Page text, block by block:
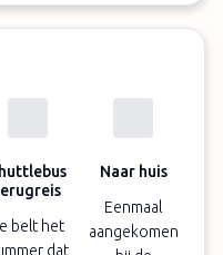
belt het
dat
Naar huis
Eenmaal
aangekomen